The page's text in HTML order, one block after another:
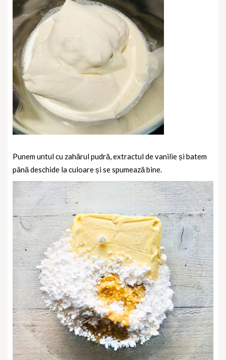
Punem untul cu zahărul pudră, extractul de vanilie și batem
până deschide la culoare și se spumează bine.